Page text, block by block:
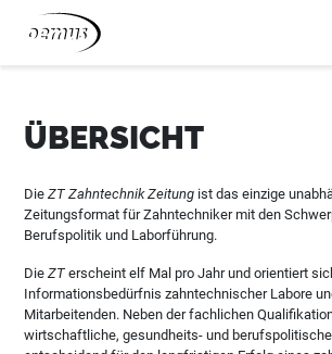
Zum Inhalt springen
ÜBERSICHT
DieZT Zahntechnik Zeitung ist das einzige
Zeitungsformat für Zahntechniker mit den
Berufspolitik und Laborführung.
DieZT erscheint elf Mal pro Jahr und orientiert
Informationsbedürfnis zahntechnischer Labore
Mitarbeitenden. Neben der fachlichen
wirtschaftliche, gesundheits- und